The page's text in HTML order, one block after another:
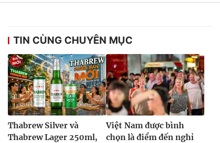
TIN CÙNG CHUYÊN MỤC
Thabrew Silver và
Thabrew Lager 250ml,
Việt Nam được bình
chọn là điểm đến nghỉ